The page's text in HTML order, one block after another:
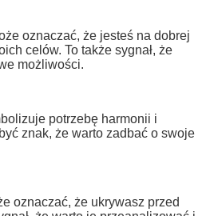
oznaczać, że jesteś na dobrej
celów. To także sygnał, że
możliwości.
potrzebę harmonii i
znak, że warto zadbać o swoje
oznaczać, że ukrywasz przed